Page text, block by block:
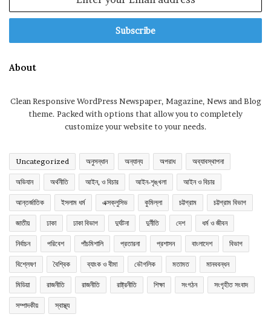
Email
About
Clean Responsive WordPress Newspaper, Magazine, News and Blog
theme. Packed with options that allow you to completely
customize your website to your needs.
Uncategorized অনুসন্ধান অন্যান্য অপরাধ অব্যাবস্থাপনা
অভিযান অর্থনীতি আইন, ও বিচার আইন-শৃঙ্খলা আইন ও বিচার
আন্তর্জাতিক ইসলাম ধর্ম এক্সক্লুসিভ কুমিল্লা চট্টগ্রাম চট্টগ্রাম বিভাগ
জাতীয় ঢাকা ঢাকা বিভাগ দুর্ঘটনা দুর্নীতি দেশ ধর্ম ও জীবন
নির্বাচন পরিবেশ পাঁচমিশালি প্রতারনা প্রশাসন বাংলাদেশ বিভাগ
বিশ্লেষণ বৈশ্বিক ব্যাংক ও বীমা ভৌগলিক মতামত মানববন্ধন
মিডিয়া রাজনীতি রাজনীতি রাষ্ট্রনীতি শিক্ষা সংগঠন সংগৃহীত সংবাদ
সম্পাদকীয় স্বাস্থ্য